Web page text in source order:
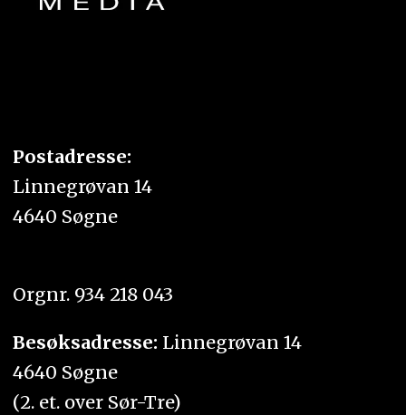
Postadresse:
Linnegrøvan 14
4640 Søgne
Orgnr. 934 218 043
Besøksadresse: Linnegrøvan 14
4640 Søgne
(2. et. over Sør-Tre)